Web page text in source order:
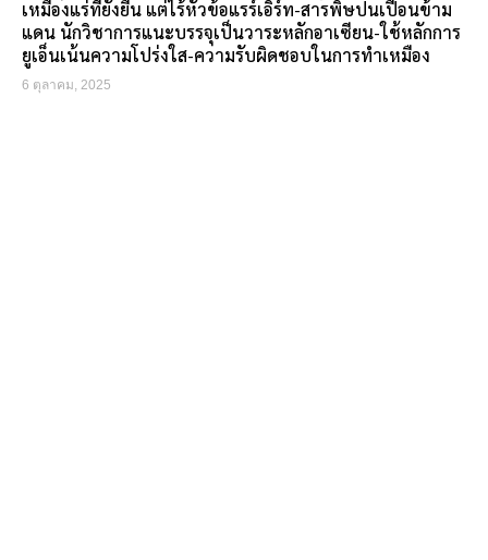
เหมืองแร่ที่ยั่งยืน แต่ไร้หัวข้อแรร์เอิร์ท-สารพิษปนเปื้อนข้าม
แดน นักวิชาการแนะบรรจุเป็นวาระหลักอาเซียน-ใช้หลักการ
ยูเอ็นเน้นความโปร่งใส-ความรับผิดชอบในการทำเหมือง
6 ตุลาคม, 2025